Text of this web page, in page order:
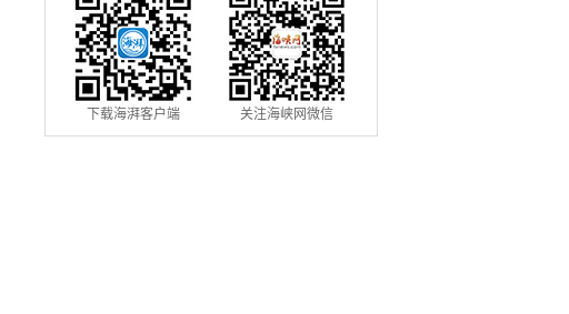
下载海湃客户端 关注海峡网微信